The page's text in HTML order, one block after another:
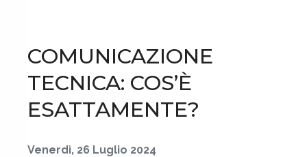
COMUNICAZIONE
TECNICA: COS’È
ESATTAMENTE?
Venerdì, 26 Luglio 2024